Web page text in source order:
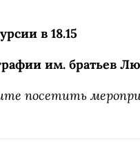
в 18.15
им. братьев
посетить